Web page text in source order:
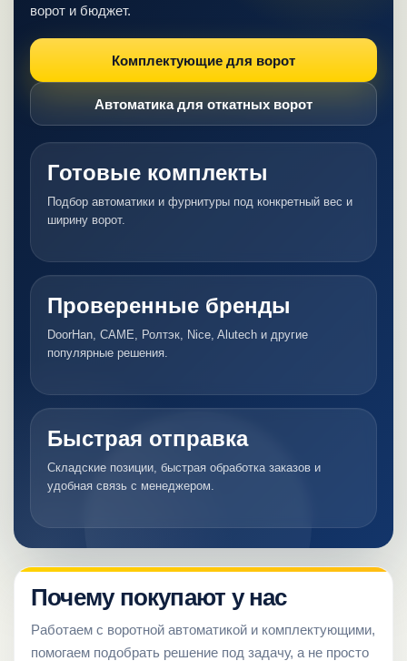
ворот и бюджет.
Комплектующие для ворот
Автоматика для откатных ворот
Готовые комплекты
Подбор автоматики и фурнитуры под конкретный вес и
ширину ворот.
Проверенные бренды
DoorHan, CAME, Ролтэк, Nice, Alutech и другие
популярные решения.
Быстрая отправка
Складские позиции, быстрая обработка заказов и
удобная связь с менеджером.
Почему покупают у нас
Работаем с воротной автоматикой и комплектующими,
помогаем подобрать решение под задачу, а не просто